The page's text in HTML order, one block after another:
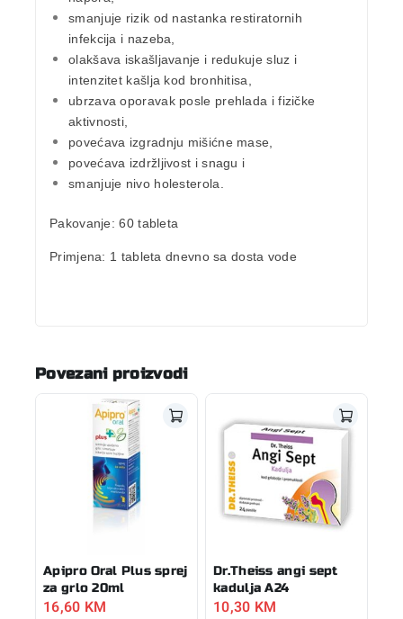
smanjuje rizik od nastanka restiratornih
infekcija i nazeba,
olakšava iskašljavanje i redukuje sluz i
intenzitet kašlja kod bronhitisa,
ubrzava oporavak posle prehlada i fizičke
aktivnosti,
povećava izgradnju mišićne mase,
povećava izdržljivost i snagu i
smanjuje nivo holesterola.
Pakovanje: 60 tableta
Primjena: 1 tableta dnevno sa dosta vode
Povezani proizvodi
Apipro Oral Plus sprej
za grlo 20ml
16,60 KM
Dr.Theiss angi sept
kadulja A24
10,30 KM